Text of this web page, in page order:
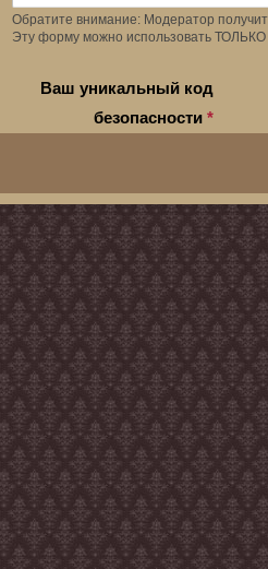
Обратите внимание: Модератор получит
Эту форму можно использовать
Ваш уникальный код
безопасности*